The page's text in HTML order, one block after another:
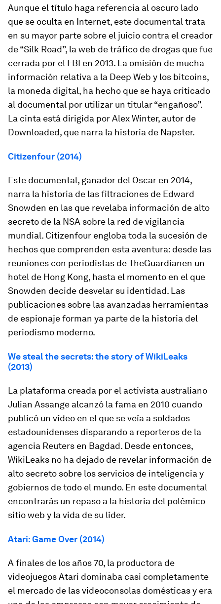
Aunque el título haga referencia al oscuro lado
que se oculta en Internet, este documental trata
en su mayor parte sobre el juicio contra el creador
de “Silk Road”, la web de tráfico de drogas que fue
cerrada por el FBI en 2013. La omisión de mucha
información relativa a la Deep Web y los bitcoins,
la moneda digital, ha hecho que se haya criticado
al documental por utilizar un titular “engañoso”.
La cinta está dirigida por Alex Winter, autor de
Downloaded, que narra la historia de Napster.
Citizenfour (2014)
Este documental, ganador del Oscar en 2014,
narra la historia de las filtraciones de Edward
Snowden en las que revelaba información de alto
secreto de la NSA sobre la red de vigilancia
mundial. Citizenfour engloba toda la sucesión de
hechos que comprenden esta aventura: desde las
reuniones con periodistas deTheGuardianen un
hotel de Hong Kong, hasta el momento en el que
Snowden decide desvelar su identidad. Las
publicaciones sobre las avanzadas herramientas
de espionaje forman ya parte de la historia del
periodismo moderno.
We steal the secrets: the story of WikiLeaks
(2013)
La plataforma creada por el activista australiano
Julian Assange alcanzó la fama en 2010 cuando
publicó un vídeo en el que se veía a soldados
estadounidenses disparando a reporteros de la
agencia Reuters en Bagdad. Desde entonces,
WikiLeaks no ha dejado de revelar información de
alto secreto sobre los servicios de inteligencia y
gobiernos de todo el mundo. En este documental
encontrarás un repaso a la historia del polémico
sitio web y la vida de su líder.
Atari: Game Over (2014)
A finales de los años 70, la productora de
videojuegos Atari dominaba casi completamente
el mercado de las videoconsolas domésticas y era